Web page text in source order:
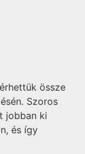
össze
Szoros
jobban ki
és így